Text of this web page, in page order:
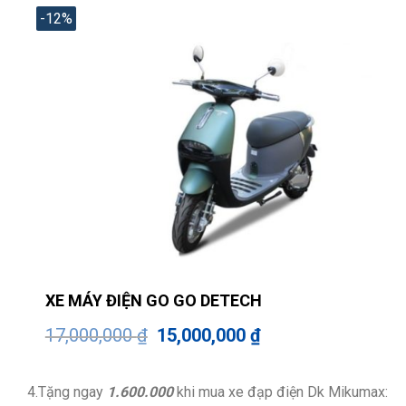
-12%
XE MÁY ĐIỆN GO GO DETECH
17,000,000₫
Giá
gốc
15,000,000 ₫Giá
hiện
4.Tặng ngay 1.600.000khi mua xe đạp điện Dk Mikumax: